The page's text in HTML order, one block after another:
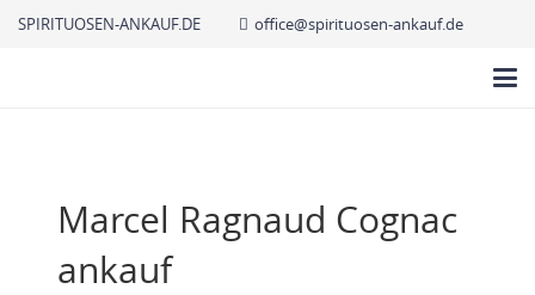
SPIRITUOSEN-ANKAUF.DE office@spirituosen-ankauf.de
Marcel Ragnaud Cognac
ankauf